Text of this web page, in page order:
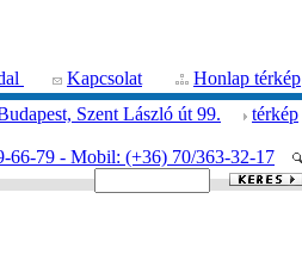
Kapcsolat Honlap térkép
Szent László út 99. térkép
66-79 - Mobil: (+36) 70/363-32-17